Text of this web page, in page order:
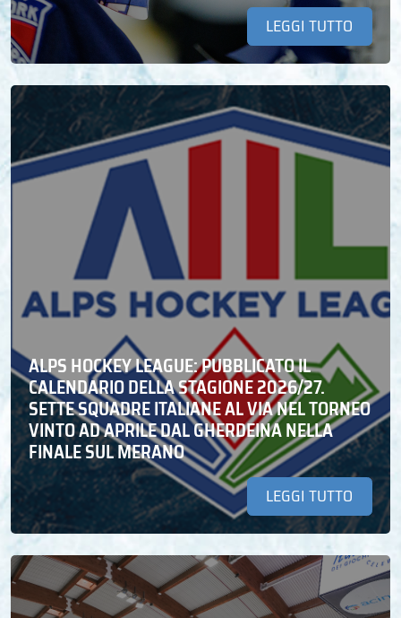
LEGGI TUTTO
ALPS HOCKEY LEAGUE: PUBBLICATO IL
CALENDARIO DELLA STAGIONE 2026/27.
SETTE SQUADRE ITALIANE AL VIA NEL TORNEO
VINTO AD APRILE DAL GHERDEINA NELLA
FINALE SUL MERANO
LEGGI TUTTO